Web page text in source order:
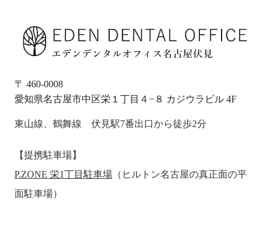
〒 460-0008
愛知県名古屋市中区栄１丁目４−８ カジウラビル 4F
東山線、鶴舞線 伏見駅7番出口から徒歩2分
【提携駐車場】
P.ZONE 栄1丁目駐車場 （ヒルトン名古屋の真正面の平
面駐車場）